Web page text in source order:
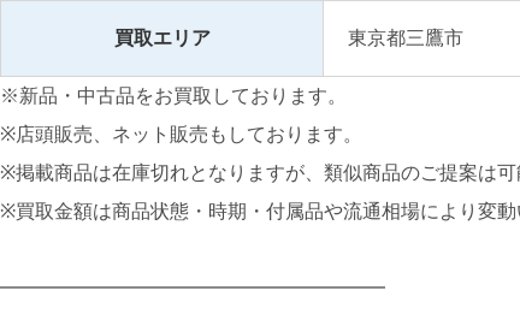
買取エリア 東京都三鷹市
※新品・中古品をお買取しております。
※店頭販売、ネット販売もしております。
※掲載商品は在庫切れとなりますが、類似商品のご提案は
※買取金額は商品状態・時期・付属品や流通相場により変動
━━━━━━━━━━━━━━━━━━━━